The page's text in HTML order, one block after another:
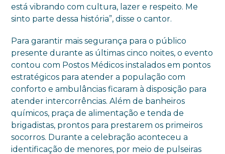
está vibrando com cultura, lazer e respeito. Me
sinto parte dessa história”, disse o cantor.
Para garantir mais segurança para o público
presente durante as últimas cinco noites, o evento
contou com Postos Médicos instalados em pontos
estratégicos para atender a população com
conforto e ambulâncias ficaram à disposição para
atender intercorrências. Além de banheiros
químicos, praça de alimentação e tenda de
brigadistas, prontos para prestarem os primeiros
socorros. Durante a celebração aconteceu a
identificação de menores, por meio de pulseiras